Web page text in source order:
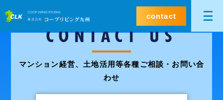
contact
CONTACT US
マンション経営、土地活用等各種ご相談・お問い合
わせ